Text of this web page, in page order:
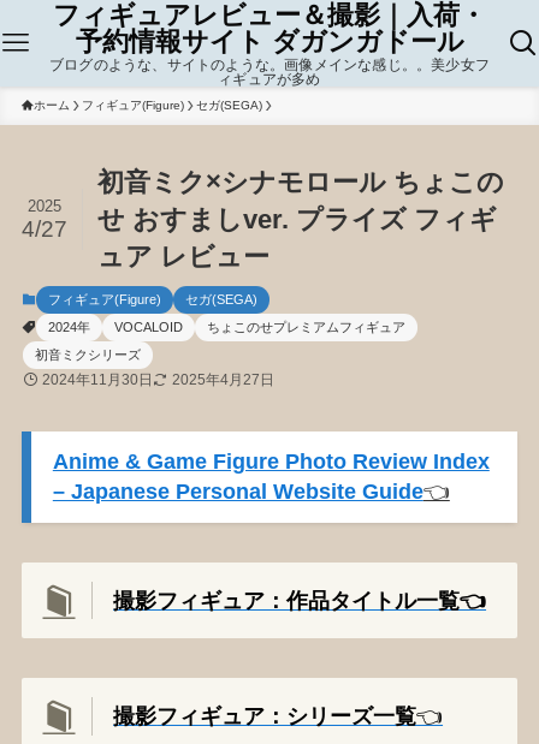
フィギュアレビュー＆撮影｜入荷・
予約情報サイト ダガンガドール
ブログのような、サイトのような。画像メインな感じ。。美少女フ
ィギュアが多め
ホーム フィギュア(Figure) セガ(SEGA)
初音ミク×シナモロール ちょこの
せ おすましver. プライズ フィギ
ュア レビュー
2025
4/27
フィギュア(Figure)
セガ(SEGA)
2024年
VOCALOID
ちょこのせプレミアムフィギュア
初音ミクシリーズ
2024年11月30日 2025年4月27日
Anime & Game Figure Photo Review Index
– Japanese Personal Website Guide👈️
撮影フィギュア：作品タイトル一覧👈️
撮影フィギュア：シリーズ一覧👈️